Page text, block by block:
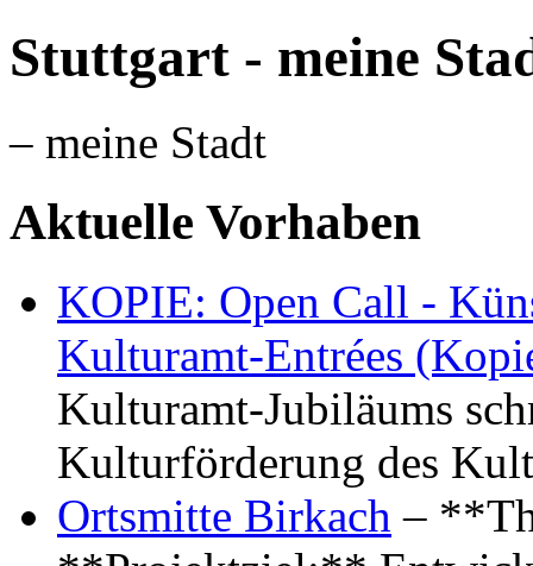
Stuttgart - meine
– meine Stadt
Aktuelle Vorhaben
KOPIE: Open Call -
Kulturamt-Entrées
Kulturamt-Jubiläums
Kulturförderung des
Ortsmitte Birkach –